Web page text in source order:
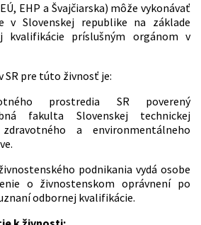
EHP a Švajčiarska) môže vykonávať
v Slovenskej republike na základe
kvalifikácie príslušným orgánom v
SR pre túto živnosť je:
prostredia SR poverený
fakulta Slovenskej technickej
a environmentálneho
podnikania vydá osobe
o živnostenskom oprávnení po
odbornej kvalifikácie.